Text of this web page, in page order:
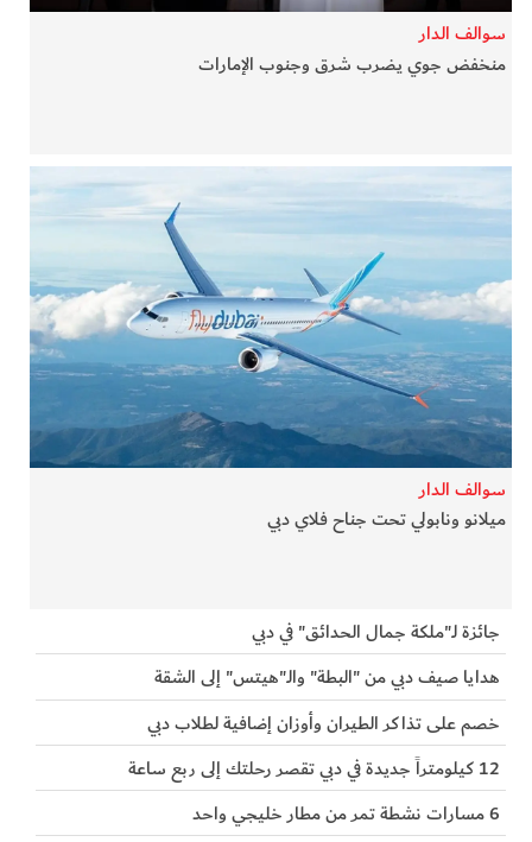
فن وثقافة
كوكب دبي
فيديو
كل الأقسام
أبناء الديرة
الفرجان
تكنولوجيا
من العالم
سوالف الدار
منخفض جوي يضرب شرق وجنوب الإمارات
سوالف الدار
ميلانو ونابولي تحت جناح فلاي دبي
جائزة لـ"ملكة جمال الحدائق" في دبي
هدايا صيف دبي من "البطة" والـ"هيتس" إلى الشقة
خصم على تذاكر الطيران وأوزان إضافية لطلاب دبي
12 كيلومتراً جديدة في دبي تقصر رحلتك إلى ربع ساعة
6 مسارات نشطة تمر من مطار خليجي واحد